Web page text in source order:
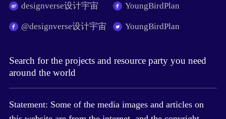
designverse设计宇宙
@designverse设计宇宙
YoungBirdPlan
YoungBirdPlan
Search for the projects and resource party you need
around the world
Statement: Some of the media images and articles on